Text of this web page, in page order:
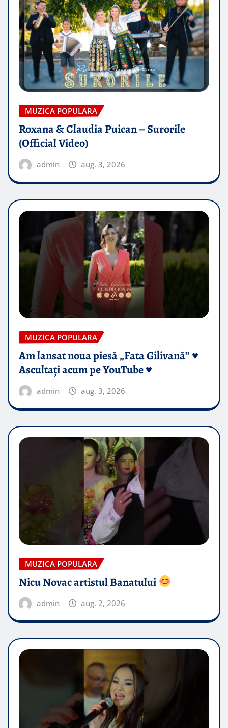
MUZICA POPULARA
Roxana & Claudia Puican – Surorile
(Official Video)
admin aug. 3, 2026
MUZICA POPULARA
Am lansat noua piesă „Fata Gilivană” ♥️
Ascultați acum pe YouTube ♥️
admin aug. 3, 2026
MUZICA POPULARA
Nicu Novac artistul Banatului
admin aug. 2, 2026